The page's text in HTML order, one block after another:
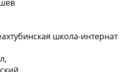
школа-интернат